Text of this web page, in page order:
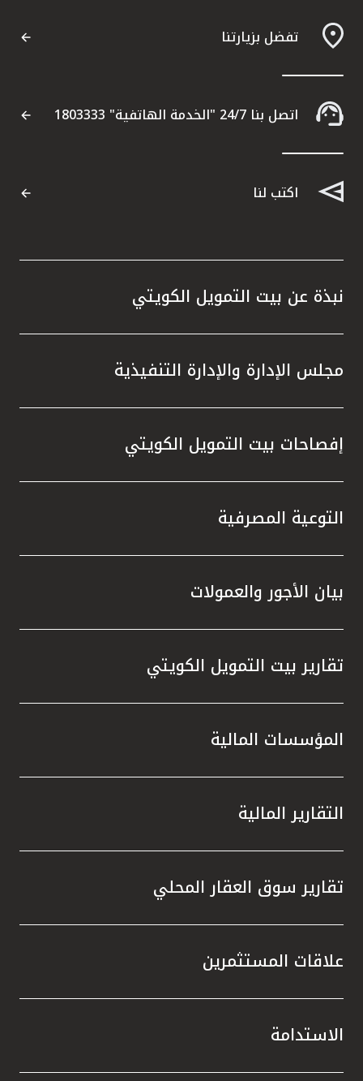
تفضل بزيارتنا
اتصل بنا 24/7 "الخدمة الهاتفية" 1803333
اكتب لنا
نبذة عن بيت التمويل الكويتي
مجلس الإدارة والإدارة التنفيذية
إفصاحات بيت التمويل الكويتي
التوعية المصرفية
بيان الأجور والعمولات
تقارير بيت التمويل الكويتي
المؤسسات المالية
التقارير المالية
تقارير سوق العقار المحلي
علاقات المستثمرين
الاستدامة